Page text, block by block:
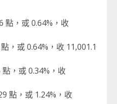
點，或 0.64%，收
，或 0.64%，收 11,001.1
，或 0.34%，收
點，或 1.24%，收